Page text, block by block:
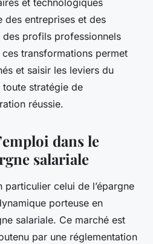
et technologiques
des entreprises et des
profils professionnels
transformations permet
et saisir les leviers du
stratégie de
réussie.
dans le
salariale
particulier celui de l’épargne
porteuse en
salariale. Ce marché est
par une réglementation